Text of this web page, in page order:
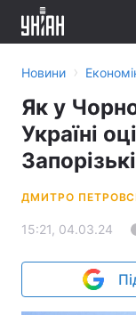
Новини ›
Як у
Україні
ДМИТРО
15:21, 04.03.24